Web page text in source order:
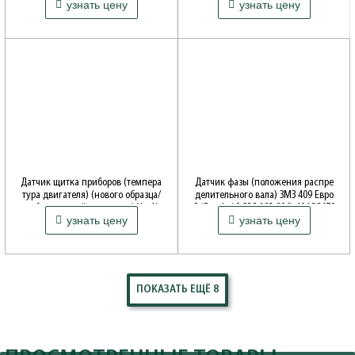
4-3847000
узнать цену 151-95-3843010-10
узнать цену
Датчик щитка приборов (темпера
тура двигателя) (нового образца/
карбюраторный двигатель) Уаз Ха
нтер, Буханка (Автоприбор Влади
мир 14.3807010) 22069-3807010
узнать цену
Датчик фазы (положения распре
делительного вала) ЗМЗ 409 Евро
2 (Bosch / 0 232 103 006) 406.38470
50-06
узнать цену
ПОКАЗАТЬ ЕЩЁ 8